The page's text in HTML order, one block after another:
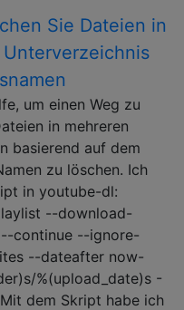
Sie Dateien in
um einen Weg zu
in mehreren
basierend auf dem
zu löschen. Ich
in youtube-dl:
--download-
continue --ignore-
--dateafter now-
%(upload_date)s -
dem Skript habe ich